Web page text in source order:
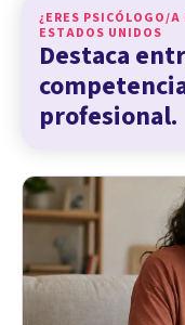
¿ERES PSICÓLOGO/A
ESTADOS UNIDOS
Destaca
profesional.